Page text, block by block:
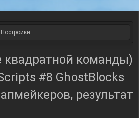
Постройки
квадратной команды)
#8 GhostBlocks
результат